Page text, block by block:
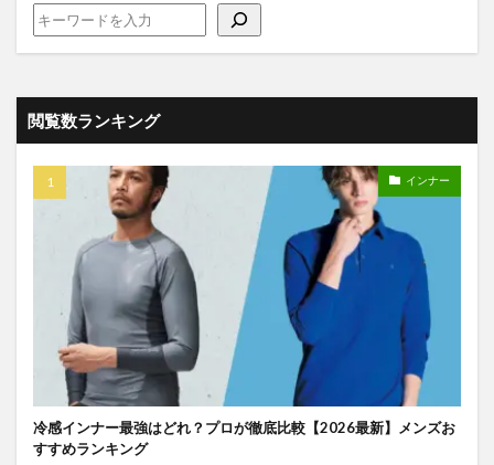
閲覧数ランキング
インナー
冷感インナー最強はどれ？プロが徹底比較【2026最新】メンズお
すすめランキング